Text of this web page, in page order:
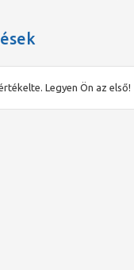
Legyen Ön az első!